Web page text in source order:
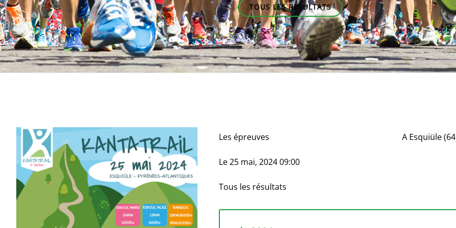
TOUS LES RESULTATS
Les épreuves
Le25 mai, 2024 09:00
A Esquiüle
Tous les résultats